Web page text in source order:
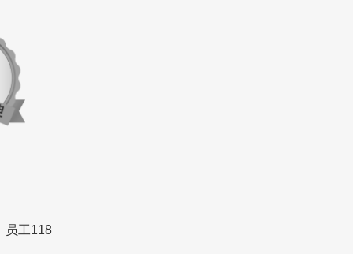
员工118